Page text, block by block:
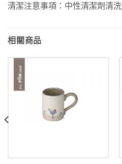
清潔注意事項：中性清潔劑清洗
相關商品